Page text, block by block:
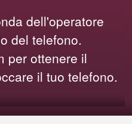
dell'operatore
del telefono.
per ottenere il
il tuo telefono.